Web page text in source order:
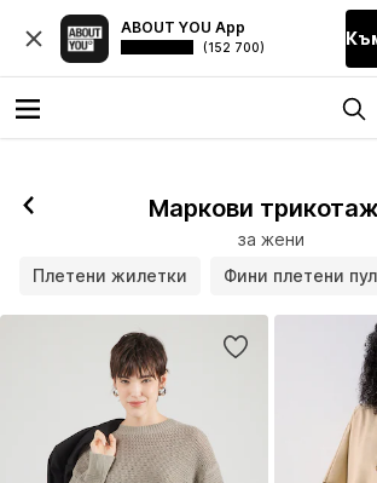
ABOUT YOU App
(152 700)
Маркови
за жени
Плетени жилетки
Фини плетени